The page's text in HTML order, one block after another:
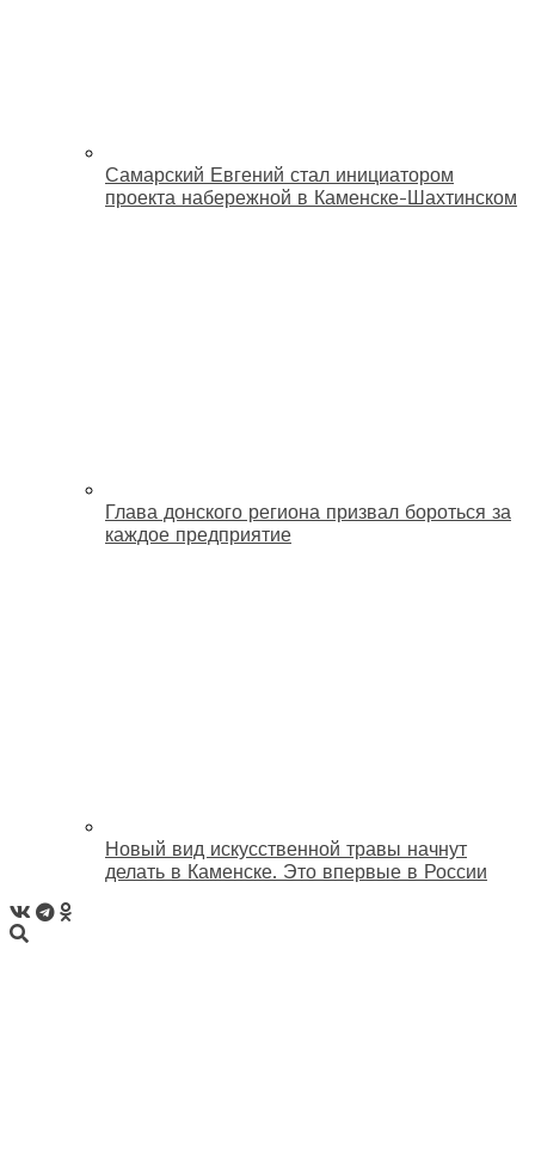
Самарский Евгений стал инициатором
проекта набережной в Каменске-Шахтинском
Глава донского региона призвал бороться за
каждое предприятие
Новый вид искусственной травы начнут
делать в Каменске. Это впервые в России